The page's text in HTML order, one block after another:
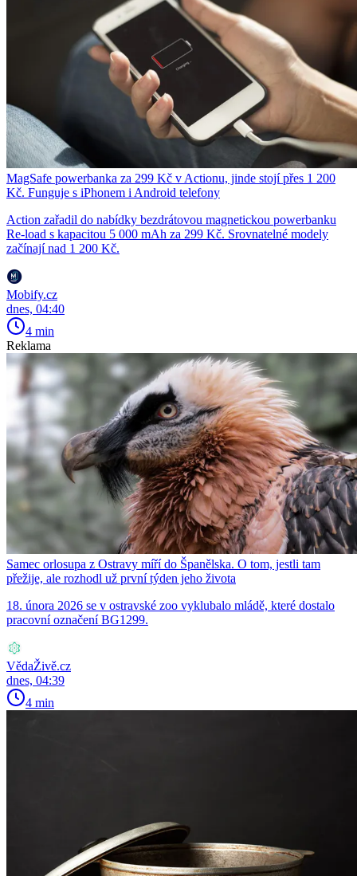
MagSafe powerbanka za 299 Kč v Actionu, jinde stojí přes 1 200
Kč. Funguje s iPhonem i Android telefony
Action zařadil do nabídky bezdrátovou magnetickou powerbanku
Re-load s kapacitou 5 000 mAh za 299 Kč. Srovnatelné modely
začínají nad 1 200 Kč.
Mobify.cz
dnes, 04:40
4 min
Reklama
Samec orlosupa z Ostravy míří do Španělska. O tom, jestli tam
přežije, ale rozhodl už první týden jeho života
18. února 2026 se v ostravské zoo vyklubalo mládě, které dostalo
pracovní označení BG1299.
VědaŽivě.cz
dnes, 04:39
4 min